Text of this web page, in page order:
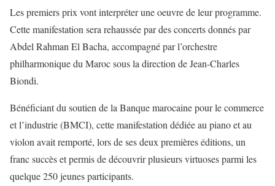
Les premiers prix vont interpréter une oeuvre de leur programme.
Cette manifestation sera rehaussée par des concerts donnés par
Abdel Rahman El Bacha, accompagné par l’orchestre
philharmonique du Maroc sous la direction de Jean-Charles
Biondi.
Bénéficiant du soutien de la Banque marocaine pour le commerce
et l’industrie (BMCI), cette manifestation dédiée au piano et au
violon avait remporté, lors de ses deux premières éditions, un
franc succès et permis de découvrir plusieurs virtuoses parmi les
quelque 250 jeunes participants.